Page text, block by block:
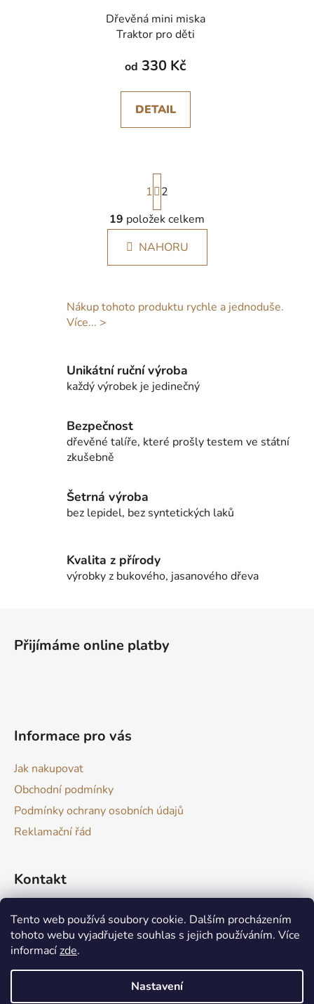
Tento web používá soubory cookie. Dalším procházením
tohoto webu vyjadřujete souhlas s jejich používáním. Více
informacízde.
Nastavení
Dřevěná mini miska
Traktor pro děti
od 330 Kč
DETAIL
O
v
l
a
r
v
k
ý
S
t
r
á
n
k
n
í
1
2
19 položek celkem
NAHORU
Nákup tohoto produktu rychle a jednoduše.
Více... >
Unikátní ruční výroba
každý výrobek je jedinečný
Bezpečnost
dřevěné talíře, které prošly testem ve státní
zkušebně
Šetrná výroba
bez lepidel, bez syntetických laků
Kvalita z přírody
výrobky z bukového, jasanového dřeva
Přijímáme online platby
Informace pro vás
Jak nakupovat
Obchodní podmínky
Podmínky ochrany osobních údajů
Reklamační řád
Kontakt
drevokazuv @gmail.com